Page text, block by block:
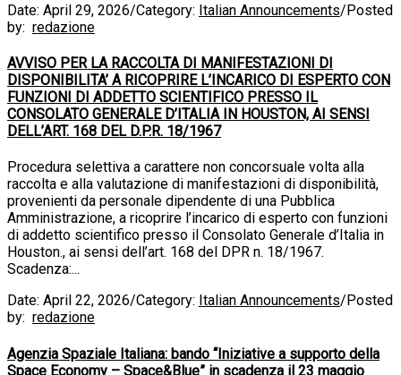
Date: April 29, 2026/Category: Italian Announcements/Posted
by: redazione
AVVISO PER LA RACCOLTA DI MANIFESTAZIONI DI
DISPONIBILITA’ A RICOPRIRE L’INCARICO DI ESPERTO CON
FUNZIONI DI ADDETTO SCIENTIFICO PRESSO IL
CONSOLATO GENERALE D’ITALIA IN HOUSTON, AI SENSI
DELL’ART. 168 DEL D.P.R. 18/1967
Procedura selettiva a carattere non concorsuale volta alla
raccolta e alla valutazione di manifestazioni di disponibilità,
provenienti da personale dipendente di una Pubblica
Amministrazione, a ricoprire l’incarico di esperto con funzioni
di addetto scientifico presso il Consolato Generale d’Italia in
Houston., ai sensi dell’art. 168 del DPR n. 18/1967.
Scadenza:...
Date: April 22, 2026/Category: Italian Announcements/ Posted
by: redazione
Agenzia Spaziale Italiana: bando “Iniziative a supporto della
Space Economy – Space&Blue” in scadenza il 23 maggio